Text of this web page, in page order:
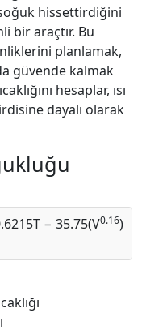
hissettirdiğini
bir araçtır. Bu
planlamak,
güvende kalmak
hesaplar, ısı
dayalı olarak
− 35.75(V0.16)